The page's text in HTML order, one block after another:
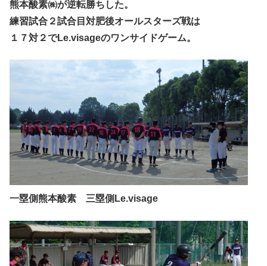
熊本酸素㈱が逆転勝ちした。
練習試合２試合目対肥後オールスターズ戦は
１７対２でLe.visageのワンサイドゲーム。
一塁側熊本酸素 三塁側Le.visage